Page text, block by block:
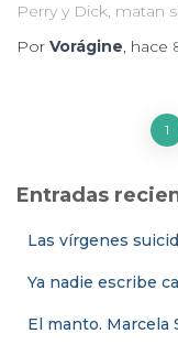
Perry y Dick, matan
Por Vorágine, hace
de
entradas
1
Entradas
Las vírgenes
Ya nadie escribe
El manto. Marcela